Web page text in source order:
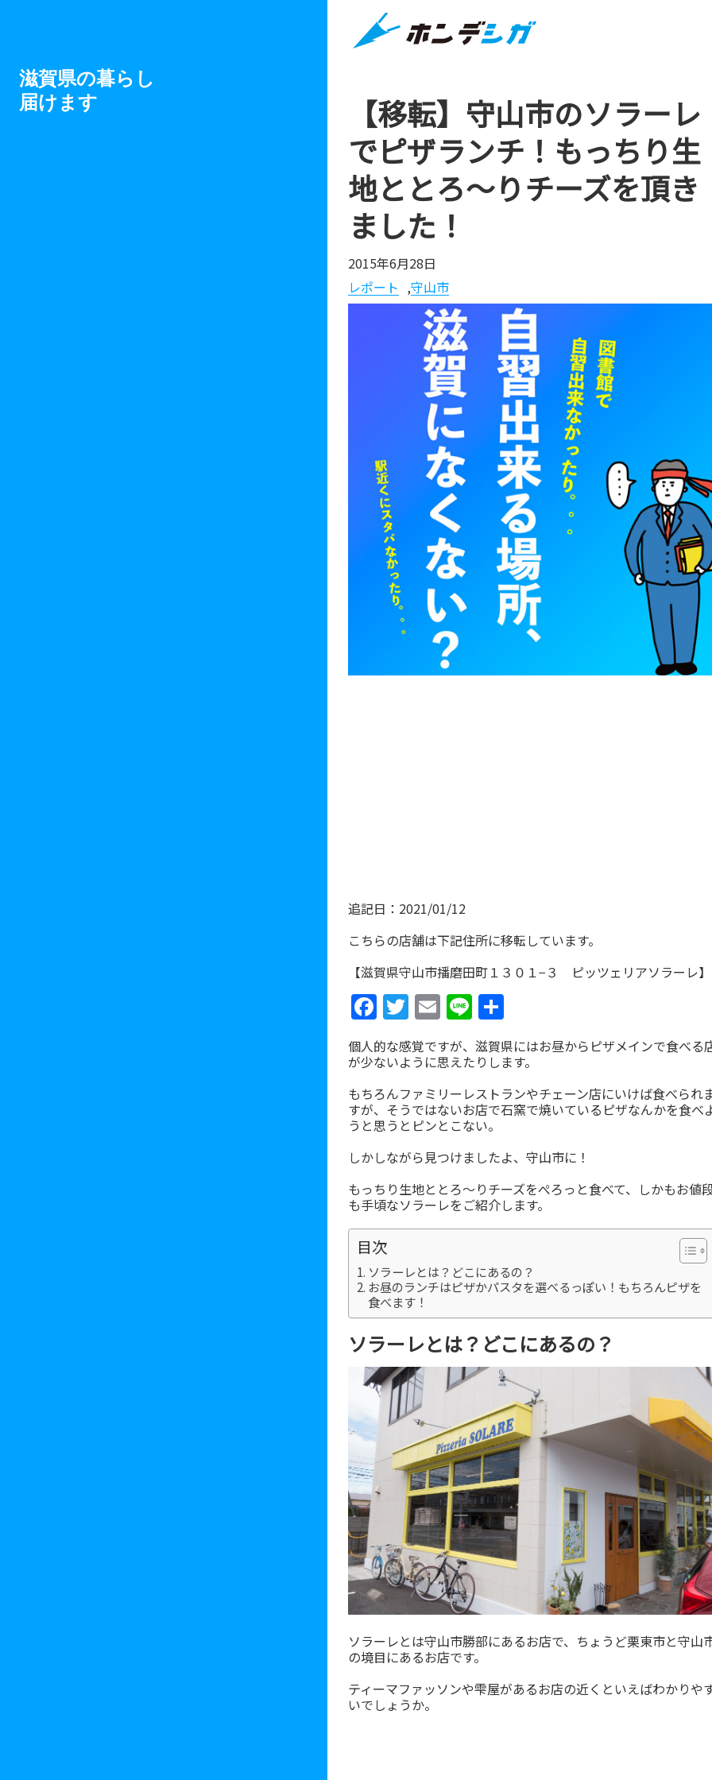
【移転】守山市のソラーレ
でピザランチ！もっちり生
地ととろ～りチーズを頂き
ました！
2015年6月28日
レポート ,守山市
追記日：2021/01/12
こちらの店舗は下記住所に移転しています。
【滋賀県守山市播磨田町１３０１−３ ピッツェリアソラーレ】
Facebook
Twitter
Email
Line
有
個人的な感覚ですが、滋賀県にはお昼からピザメインで食べる
が少ないように思えたりします。
もちろんファミリーレストランやチェーン店にいけば食べられ
すが、そうではないお店で石窯で焼いているピザなんかを食べ
うと思うとピンとこない。
しかしながら見つけましたよ、守山市に！
もっちり生地ととろ～りチーズをぺろっと食べて、しかもお値
も手頃なソラーレをご紹介します。
目次
ソラーレとは？どこにあるの？
お昼のランチはピザかパスタを選べるっぽい！もちろんピザを
食べます！
ソラーレとは？どこにあるの？
ソラーレとは守山市勝部にあるお店で、ちょうど栗東市と守山
の境目にあるお店です。
ティーマファッソンや雫屋があるお店の近くといえばわかりや
いでしょうか。
滋賀県の暮らし
届けます